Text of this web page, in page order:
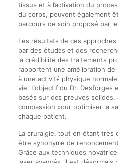
tissus et à l’activation du
du corps, peuvent également
parcours de soin proposé par
Les résultats de ces
par des études et des
la crédibilité des traitements
rapportent une amélioration
à une activité physique
vie. L’objectif du Dr. Desforges
basés sur des preuves solides,
compassion pour optimiser la
chaque patient.
La cruralgie, tout en étant très
être synonyme de
Grâce aux techniques